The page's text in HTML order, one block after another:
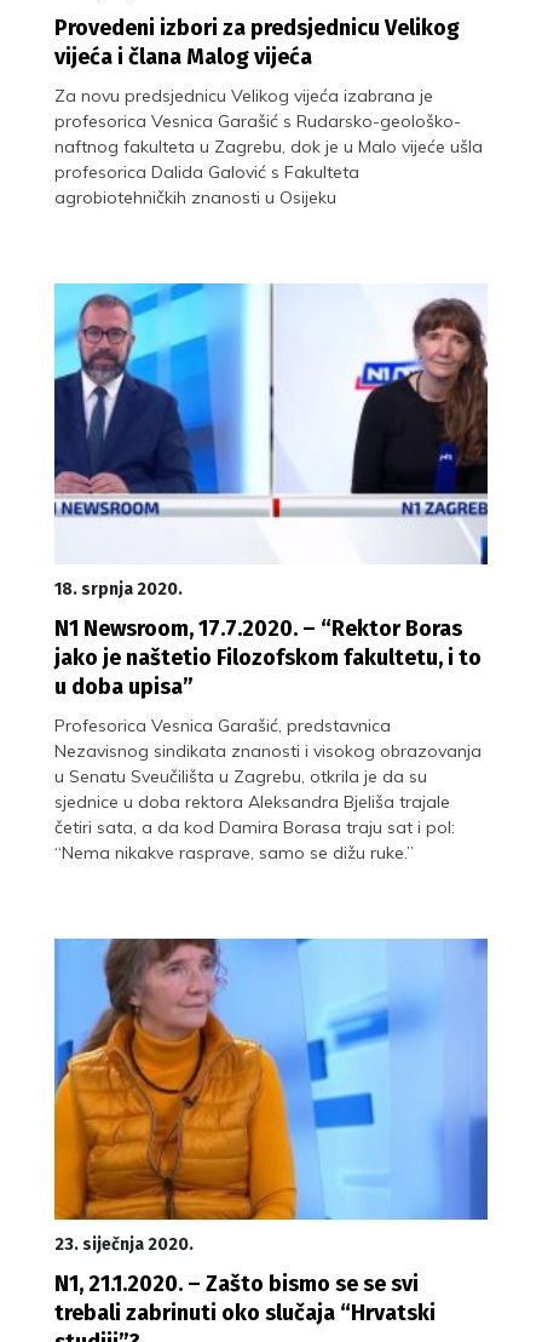
Provedeni izbori za predsjednicu Velikog
vijeća i člana Malog vijeća
Za novu predsjednicu Velikog vijeća izabrana je
profesorica Vesnica Garašić s Rudarsko-geološko-
naftnog fakulteta u Zagrebu, dok je u Malo vijeće ušla
profesorica Dalida Galović s Fakulteta
agrobiotehničkih znanosti u Osijeku
18. srpnja 2020.
N1 Newsroom, 17.7.2020. – “Rektor Boras
jako je naštetio Filozofskom fakultetu, i to
u doba upisa”
Profesorica Vesnica Garašić, predstavnica
Nezavisnog sindikata znanosti i visokog obrazovanja
u Senatu Sveučilišta u Zagrebu, otkrila je da su
sjednice u doba rektora Aleksandra Bjeliša trajale
četiri sata, a da kod Damira Borasa traju sat i pol:
“Nema nikakve rasprave, samo se dižu ruke.”
23. siječnja 2020.
N1, 21.1.2020. – Zašto bismo se se svi
trebali zabrinuti oko slučaja “Hrvatski